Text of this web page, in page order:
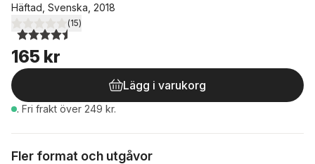
Häftad, Svenska, 2018
4,5utav 5 stjärnor. Totalt antal röster:
(15)
165 kr
Lägg i varukorg
. Fri frakt över 249 kr.
Fler format och utgåvor